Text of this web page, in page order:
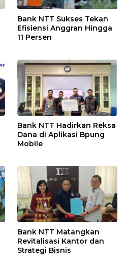
Bank NTT Sukses Tekan
Efisiensi Anggran Hingga
11 Persen
Bank NTT Hadirkan Reksa
Dana di Aplikasi Bpung
Mobile
Bank NTT Matangkan
Revitalisasi Kantor dan
Strategi Bisnis